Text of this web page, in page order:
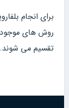
برای انجام
روش های
تقسیم می شوند.